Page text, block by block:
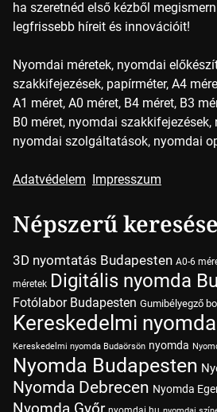
ha szeretnéd első kézből
legfrissebb híreit és innovációit!
Nyomdai méretek, nyomdai
szakkifejezések, papírméter, A4
A1 méret, A0 méret, B4 méret, B3
B0 méret, nyomdai
nyomdai szolgáltatások, nyomdai
Adatvédelem Impresszum
Népszerű
3D nyomtatás Budapesten A0-6
méretek Digitális nyomda
Fotólabor Budapesten Gumibélyegző
Kereskedelmi
Kereskedelmi nyomda Budaörsön nyomda
Nyomda Budapesten
Nyomda Debrecen Nyomda